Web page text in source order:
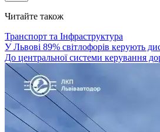
Читайте також
Транспорт та Інфраструктура
У Львові 89% світлофорів керують
До центральної системи керування